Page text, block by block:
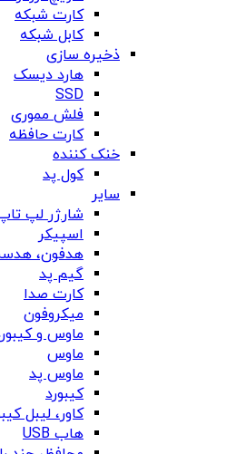
کارت شبکه
کابل شبکه
ذخیره سازی
هارد دیسک
SSD
فلش مموری
کارت حافظه
خنک کننده
کول پد
سایر
شارژر لپ
اسپیکر
هدفون،
گیم پد
کارت صدا
میکروفون
ماوس و
ماوس
ماوس پد
کیبورد
کاور، لیبل
هاب USB